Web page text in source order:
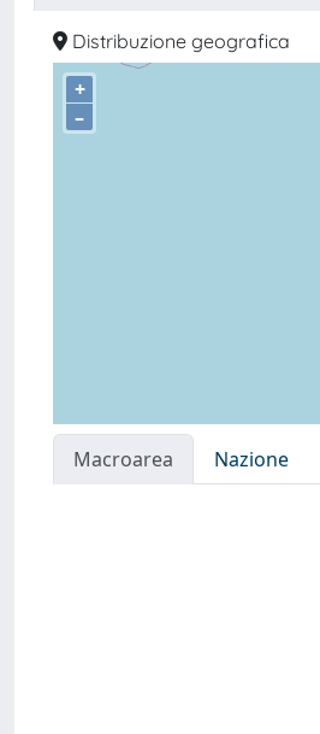
Distribuzione geografica
+
–
Macroarea Nazione